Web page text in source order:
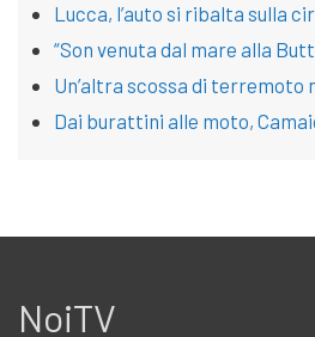
Lucca, l’auto si ribalta sulla
“Son venuta dal mare alla
Un’altra scossa di terremoto
Dai burattini alle moto,
NoiTV